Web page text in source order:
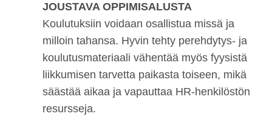
JOUSTAVA OPPIMISALUSTA
Koulutuksiin voidaan osallistua missä ja
milloin tahansa. Hyvin tehty perehdytys- ja
koulutusmateriaali vähentää myös fyysistä
liikkumisen tarvetta paikasta toiseen, mikä
säästää aikaa ja vapauttaa HR-henkilöstön
resursseja.